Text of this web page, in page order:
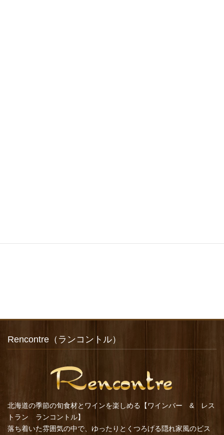
Rencontre（ランコントル）
北海道の季節の旬食材とワインを楽しめる【ワインバー & レス
トラン ランコントル】
落ち着いた雰囲気の中で、ゆったりとくつろげる隠れ家風のビス